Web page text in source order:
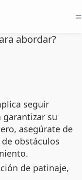
=
abordar?
seguir
garantizar su
asegúrate de
obstáculos
de patinaje,